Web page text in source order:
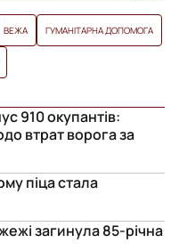
ВЕЖА ГУМАНІТАРНА ДОПОМОГА
910 окупантів:
втрат ворога за
піца стала
загинула 85-річна